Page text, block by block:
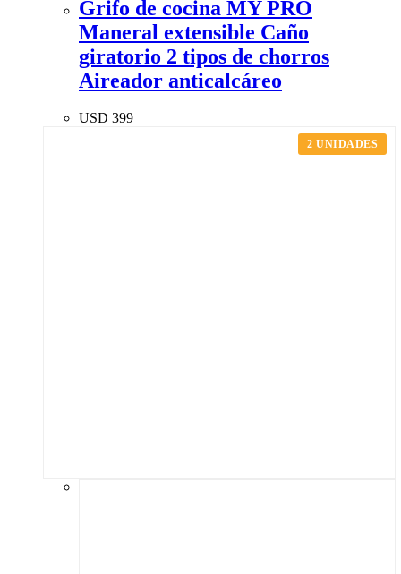
Grifo de cocina MY PRO
Maneral extensible Caño
giratorio 2 tipos de chorros
Aireador anticalcáreo
USD 399
2 UNIDADES